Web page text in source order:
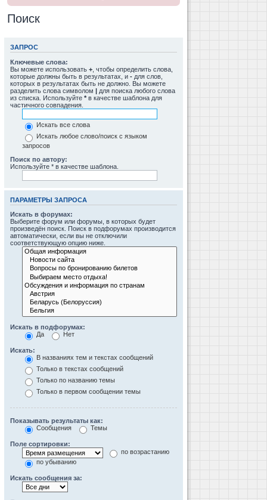
Поиск
ЗАПРОС
Ключевые слова:
Вы можете использовать + , чтобы определить слова,
которые должны быть в результатах, и - для слов,
которых в результатах быть не должно. Вы можете
разделить слова символом | для поиска любого слова
из списка. Используйте * в качестве шаблона для
частичного совпадения.
Искать все слова
Искать любое слово/поиск с языком
запросов
Поиск по автору:
Используйте * в качестве шаблона.
ПАРАМЕТРЫ ЗАПРОСА
Искать в форумах:
Выберите форум или форумы, в которых будет
произведён поиск. Поиск в подфорумах производится
автоматически, если вы не отключили
соответствующую опцию ниже.
Искать в подфорумах:
Да
Нет
Искать:
В названиях тем и текстах сообщений
Только в текстах сообщений
Только по названию темы
Только в первом сообщении темы
Показывать результаты как:
Сообщения
Темы
Поле сортировки:
по возрастанию
по убыванию
Искать сообщения за: